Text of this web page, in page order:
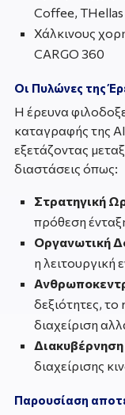
Coffee, THellas
Χάλκινους
CARGO 360
Οι Πυλώνες της
Η έρευνα
καταγραφής της
εξετάζοντας
διαστάσεις όπως:
Στρατηγική
πρόθεση
Οργανωτική
η λειτουργική
δεξιότητες, το
διαχείριση
διαχείρισης
Παρουσίαση